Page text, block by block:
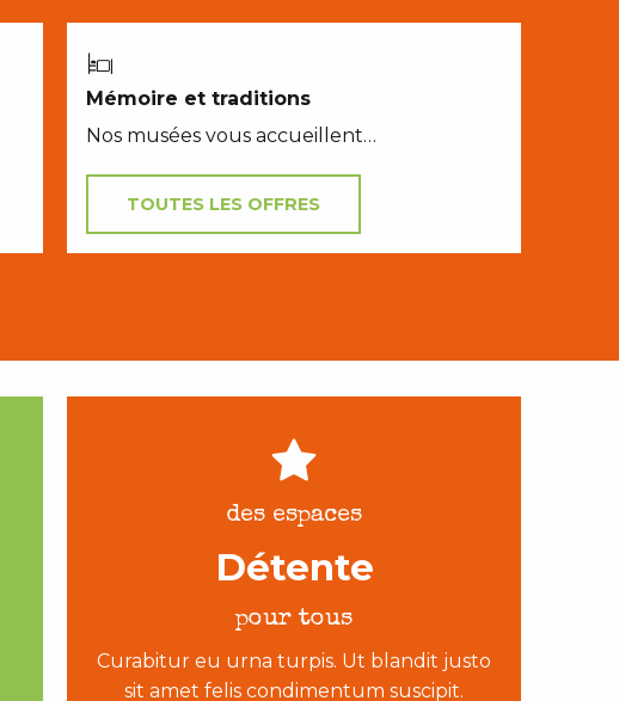
Mémoire et traditions
Nos musées vous accueillent…
TOUTES LES OFFRES
des espaces
Détente
pour tous
Curabitur eu urna turpis. Ut blandit justo
sit amet felis condimentum suscipit.